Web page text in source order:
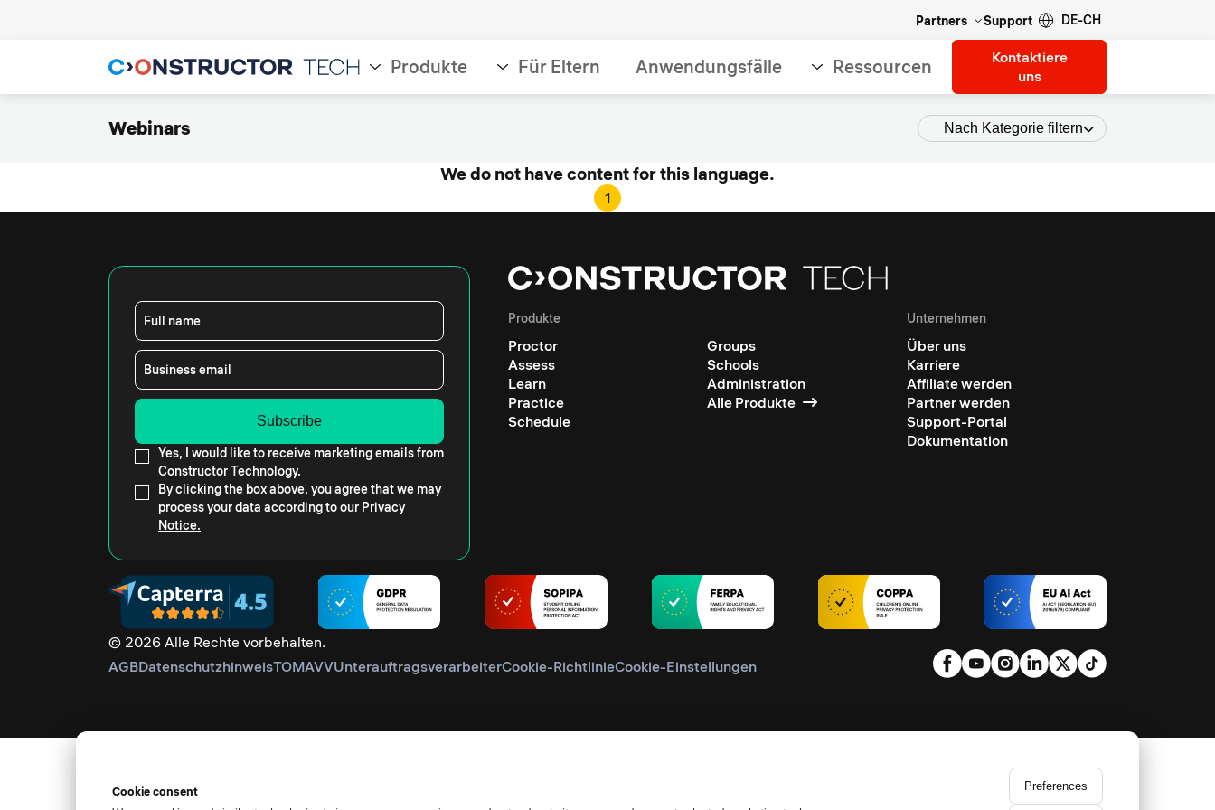
Partners Support DE-CH
Produkte Für Eltern Anwendungsfälle Ressourcen
Kontaktiere
uns
Webinars Nach Kategorie filtern
We do not have content for this language.
1
Full name
Business email
Yes, I would like to receive marketing emails from
Constructor Technology.
By clicking the box above, you agree that we may
process your data according to our Privacy
Notice.
Produkte
Proctor
Assess
Learn
Practice
Schedule
Groups
Schools
Administration
Alle Produkte
Unternehmen
Über uns
Karriere
Affiliate werden
Partner werden
Support-Portal
Dokumentation
© 2026 Alle Rechte vorbehalten.
AGBDatenschutzhinweisTOMAVVUnterauftragsverarbeiterCookie-RichtlinieCookie-Einstellungen
Cookie consent
Preferences